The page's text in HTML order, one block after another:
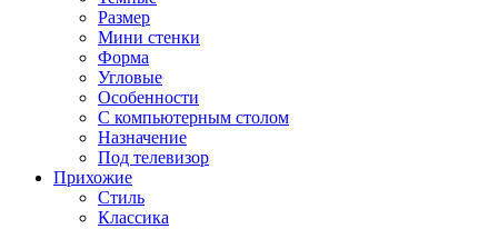
Размер
Мини стенки
Форма
Угловые
Особенности
С компьютерным столом
Назначение
Под телевизор
Прихожие
Стиль
Классика